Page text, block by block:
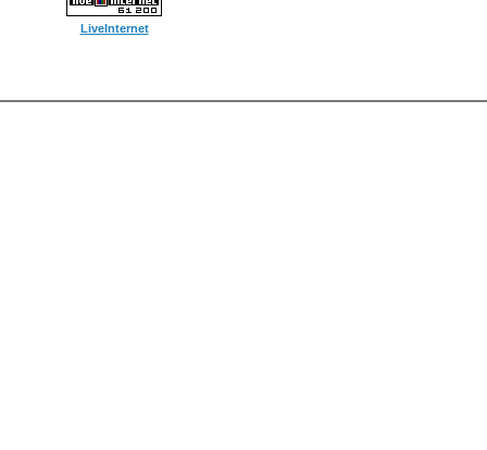
LiveInternet